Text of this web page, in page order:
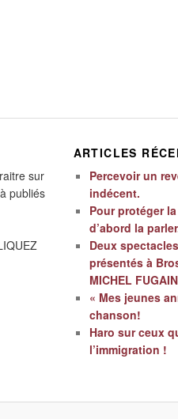
sur
publiés
ARTICLES
Percevoir un
indécent.
Pour protéger
d’abord la
Deux
présentés à
MICHEL
« Mes jeunes
chanson!
Haro sur ceux
l’immigration !